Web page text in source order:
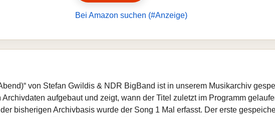
Bei Amazon suchen (#Anzeige)
von Stefan Gwildis & NDR BigBand ist in unserem Musikarchiv
aufgebaut und zeigt, wann der Titel zuletzt im Programm
bisherigen Archivbasis wurde der Song 1 Mal erfasst. Der erste